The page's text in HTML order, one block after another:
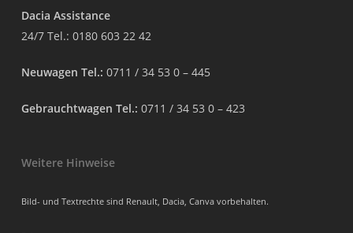
Dacia Assistance
24/7 Tel.: 0180 603 22 42
Neuwagen Tel.: 0711 / 34 53 0 – 445
Gebrauchtwagen Tel.: 0711 / 34 53 0 – 423
Weitere Hinweise
Bild- und Textrechte sind Renault, Dacia, Canva vorbehalten.